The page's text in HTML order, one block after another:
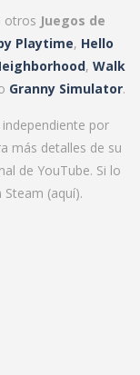
otros Juegos de
Playtime, Hello
, Walk
Granny Simulator.
por
más detalles de su
de YouTube. Si lo
Steam (aquí).